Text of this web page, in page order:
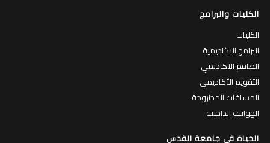
الكليات والبرامج
الكليات
البرامج الاكاديمية
الطاقم الاكاديمي
التقويم الأكاديمي
المساقات المطروحة
الهواتف الداخلية
الحياة في جامعة القدس